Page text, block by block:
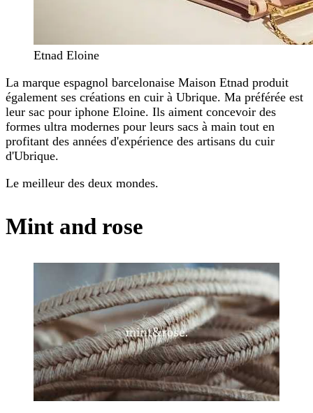
Etnad Eloine
La marque espagnol barcelonaise Maison Etnad produit
également ses créations en cuir à Ubrique. Ma préférée est
leur sac pour iphone Eloine. Ils aiment concevoir des
formes ultra modernes pour leurs sacs à main tout en
profitant des années d'expérience des artisans du cuir
d'Ubrique.
Le meilleur des deux mondes.
Mint and rose